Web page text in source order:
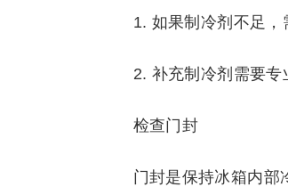
1. 如果制冷剂不足，
2. 补充制冷剂需要专
检查门封
门封是保持冰箱内部